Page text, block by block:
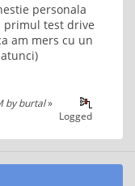
personala
primul test drive
am mers cu un
by burtal»
Logged